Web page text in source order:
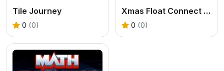
Tile Journey
0 (0)
Xmas Float Connect 2023
0 (0)